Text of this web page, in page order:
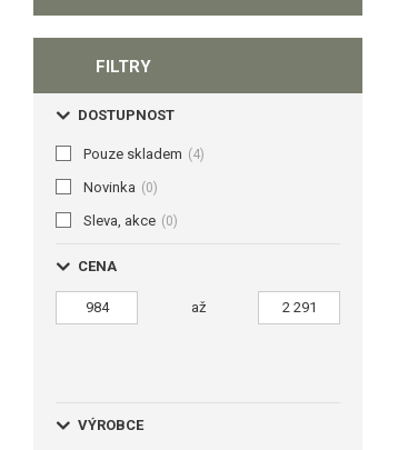
FILTRY
DOSTUPNOST
Pouze skladem (4)
Novinka (0)
Sleva, akce (0)
CENA
až
VÝROBCE